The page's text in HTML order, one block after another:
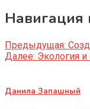
Навигация
Предыдущая:
Далее: Экология
Данила Запашный